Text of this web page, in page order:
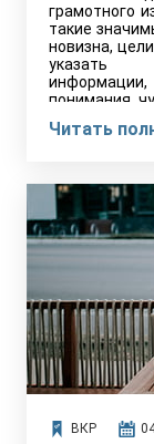
грамотного
такие
новизна,
понимания
именно
была
Здесь также
Читать
ВКР